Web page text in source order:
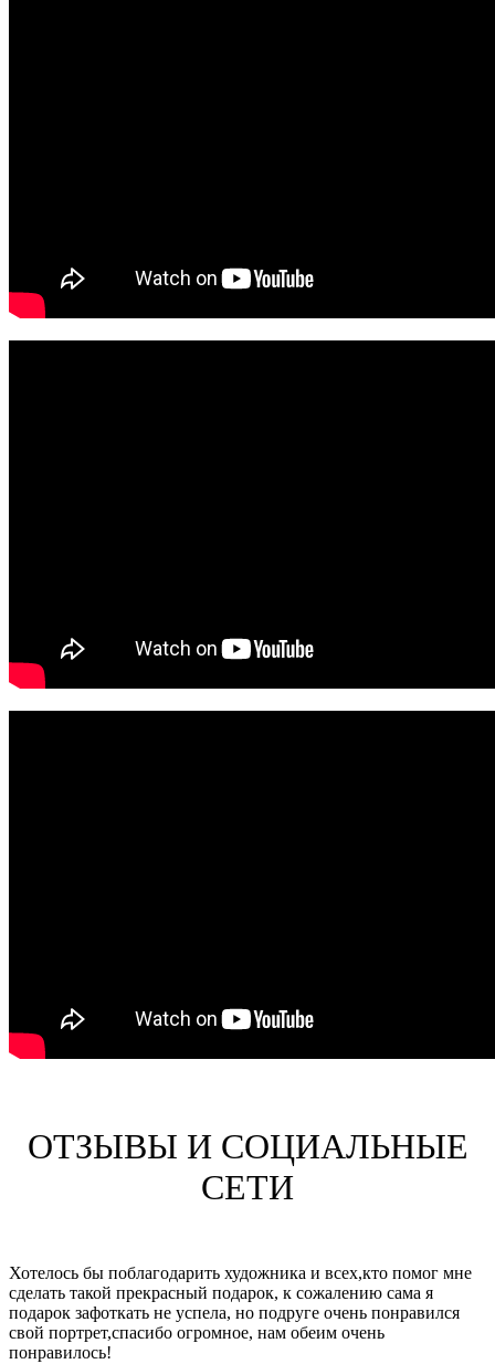
ОТЗЫВЫ И СОЦИАЛЬНЫЕ
СЕТИ
Хотелось бы поблагодарить художникa и всех,кто помог мне
сделать такой прекрасный подарок, к сожалению сама я
подарок зафоткать не успела, но подруге очень понравился
свой портрет,спасибо огромное, нам обеим очень
понравилось!